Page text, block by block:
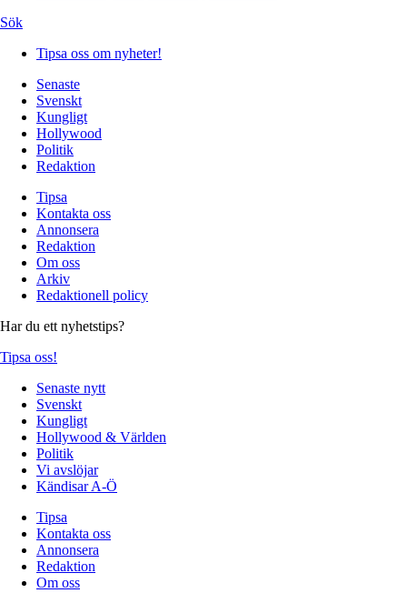
Sök
Tipsa oss om nyheter!
Senaste
Svenskt
Kungligt
Hollywood
Politik
Redaktion
Tipsa
Kontakta oss
Annonsera
Redaktion
Om oss
Arkiv
Redaktionell policy
Har du ett nyhetstips?
Tipsa oss!
Senaste nytt
Svenskt
Kungligt
Hollywood & Världen
Politik
Vi avslöjar
Kändisar A-Ö
Tipsa
Kontakta oss
Annonsera
Redaktion
Om oss